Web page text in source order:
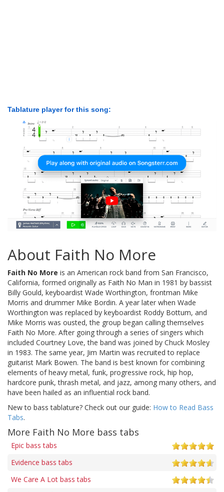
Tablature player for this song:
About Faith No More
Faith No More is an American rock band from San Francisco,
California, formed originally as Faith No Man in 1981 by bassist
Billy Gould, keyboardist Wade Worthington, frontman Mike
Morris and drummer Mike Bordin. A year later when Wade
Worthington was replaced by keyboardist Roddy Bottum, and
Mike Morris was ousted, the group began calling themselves
Faith No More. After going through a series of singers which
included Courtney Love, the band was joined by Chuck Mosley
in 1983. The same year, Jim Martin was recruited to replace
guitarist Mark Bowen. The band is best known for combining
elements of heavy metal, funk, progressive rock, hip hop,
hardcore punk, thrash metal, and jazz, among many others, and
have been hailed as an influential rock band.
New to bass tablature? Check out our guide: How to Read Bass
Tabs.
More Faith No More bass tabs
Epic bass tabs
Evidence bass tabs
We Care A Lot bass tabs